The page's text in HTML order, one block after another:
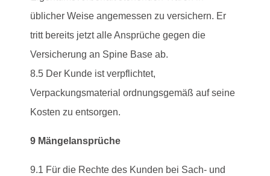
üblicher Weise angemessen zu versichern. Er
tritt bereits jetzt alle Ansprüche gegen die
Versicherung an Spine Base ab.
8.5 Der Kunde ist verpflichtet,
Verpackungsmaterial ordnungsgemäß auf seine
Kosten zu entsorgen.
9 Mängelansprüche
9.1 Für die Rechte des Kunden bei Sach- und